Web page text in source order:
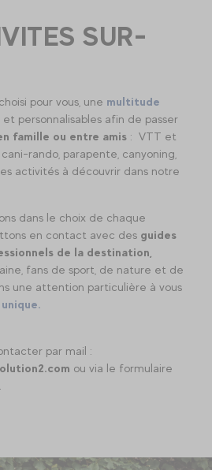
SUR-
pour vous, une multitude
personnalisables afin de passer
famille ou entre amis : VTT et
rando, parapente, canyoning,
activités à découvrir dans notre
dans le choix de chaque
en contact avec des guides
de la destination,
fans de sport, de nature et de
une attention particulière à vous
par mail :
ou via le formulaire